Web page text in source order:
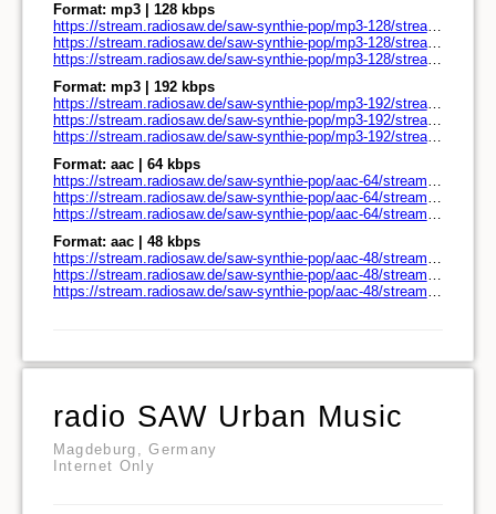
Format: mp3 | 128 kbps
https://stream.radiosaw.de/saw-synthie-pop/mp3-128/stream.radiosaw.de/
https://stream.radiosaw.de/saw-synthie-pop/mp3-128/stream.radiosaw.de/play.pls
https://stream.radiosaw.de/saw-synthie-pop/mp3-128/stream.radiosaw.de/play.m3u
Format: mp3 | 192 kbps
https://stream.radiosaw.de/saw-synthie-pop/mp3-192/stream.radiosaw.de/
https://stream.radiosaw.de/saw-synthie-pop/mp3-192/stream.radiosaw.de/play.pls
https://stream.radiosaw.de/saw-synthie-pop/mp3-192/stream.radiosaw.de/play.m3u
Format: aac | 64 kbps
https://stream.radiosaw.de/saw-synthie-pop/aac-64/stream.radiosaw.de/
https://stream.radiosaw.de/saw-synthie-pop/aac-64/stream.radiosaw.de/play.pls
https://stream.radiosaw.de/saw-synthie-pop/aac-64/stream.radiosaw.de/play.m3u
Format: aac | 48 kbps
https://stream.radiosaw.de/saw-synthie-pop/aac-48/stream.radiosaw.de/
https://stream.radiosaw.de/saw-synthie-pop/aac-48/stream.radiosaw.de/play.pls
https://stream.radiosaw.de/saw-synthie-pop/aac-48/stream.radiosaw.de/play.m3u
radio SAW Urban Music
Magdeburg, Germany
Internet Only